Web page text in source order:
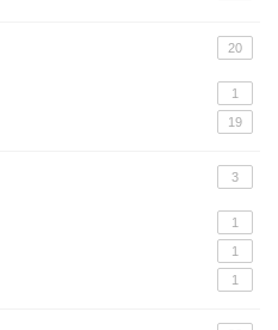
20
1
19
3
1
1
1